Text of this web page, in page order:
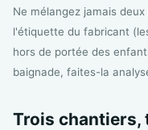
Ne mélangez jamais
l'étiquette du fabricant
hors de portée des
baignade, faites-la
Trois chantiers,